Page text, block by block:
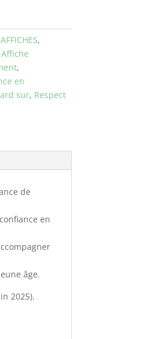
,
Affiche
,
en
sur, Respect
de
en
âge.
2025).